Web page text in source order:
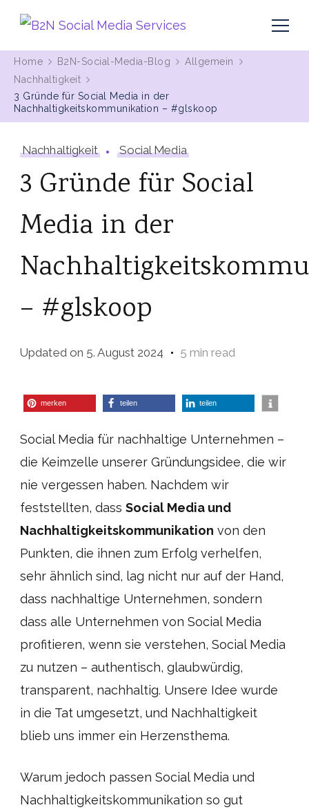
B2N Social Media Services
Home B2N-Social-Media-Blog
Allgemein
Nachhaltigkeit
3 Gründe für Social Media in der
Nachhaltigkeitskommunikation – #glskoop
Nachhaltigkeit Social Media
3 Gründe für Social
Media in der
– #glskoop
Updated on 5. August 2024 5 min read
merken teilen teilen
Social Media für nachhaltige Unternehmen –
die Keimzelle unserer Gründungsidee, die wir
nie vergessen haben. Nachdem wir
feststellten, dass Social Media und
Nachhaltigkeitskommunikation von den
Punkten, die ihnen zum Erfolg verhelfen,
sehr ähnlich sind, lag nicht nur auf der Hand,
dass nachhaltige Unternehmen, sondern
dass alle Unternehmen von Social Media
profitieren, wenn sie verstehen, Social Media
zu nutzen – authentisch, glaubwürdig,
transparent, nachhaltig. Unsere Idee wurde
in die Tat umgesetzt, und Nachhaltigkeit
blieb uns immer ein Herzensthema.
Warum jedoch passen Social Media und
Nachhaltigkeitskommunikation so gut